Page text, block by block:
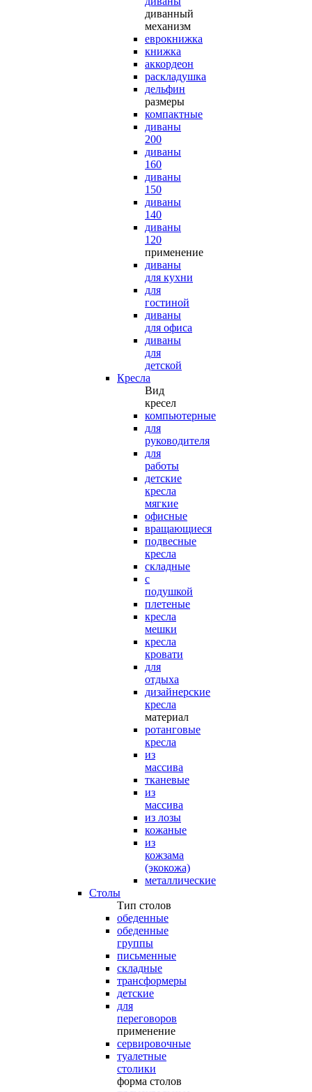
диванный
механизм
еврокнижка
книжка
аккордеон
раскладушка
дельфин
размеры
компактные
диваны
200
диваны
160
диваны
150
диваны
140
диваны
120
применение
диваны
для кухни
для
гостиной
диваны
для офиса
диваны
для
детской
Кресла
Вид
кресел
компьютерные
для
руководителя
для
работы
детские
кресла
мягкие
офисные
вращающиеся
подвесные
кресла
складные
с
подушкой
плетеные
кресла
мешки
кресла
кровати
для
отдыха
дизайнерские
кресла
материал
ротанговые
кресла
из
массива
тканевые
из
массива
из лозы
кожаные
из
кожзама
(экокожа)
металлические
Столы
Тип столов
обеденные
обеденные
группы
письменные
складные
трансформеры
детские
для
переговоров
применение
сервировочные
туалетные
столики
форма столов